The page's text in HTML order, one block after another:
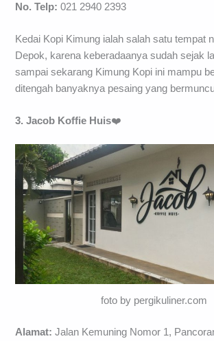
No. Telp: 021 2940 2393
Kedai Kopi Kimung ialah salah satu tempat
Depok, karena keberadaanya sudah sejak
sampai sekarang Kimung Kopi ini mampu
ditengah banyaknya pesaing yang
3. Jacob Koffie Huis❤️
foto by pergikuliner.com
Alamat: Jalan Kemuning Nomor 1,